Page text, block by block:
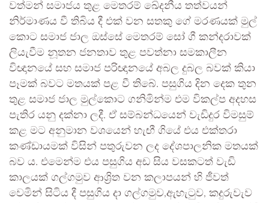
වත්මන් සමාජය තුළ මෙතරම් ඛේදනීය තත්වයන්
නිර්මාණය වී තිබිය දී එක් වන සතකු ගේ මරණයක් මුල්
කොට සමාජ ජාල ඔස්සේ මෙතරම් සෝ ගී කන්දරාවක්
ලියැවීම නූතන ජනතාව තුළ පවත්නා සමකාලීන
විඥානයේ සහ සමාජ පරිඥානයේ අබල දුබල බවක් කියා
පෑමක් බවට මතයක් පළ වී තිබේ. පසුගිය දින දෙක තුන
තුළ සමාජ ජාල මුල්කොට ගනිමින්ම එම විකල්ප අදහස
පැතිර යනු දක්නා ලදී. ඒ සම්බන්ධයෙන් වැඩිදුර විමසුම්
කළ මට අනුමාන වශයෙන් හැඟී ගියේ එය එක්තරා
කණ්ඩායමක් විසින් පතුරුවන ලද දේශපාලනික මතයක්
බව ය. එමෙන්ම එය පසුගිය අඩ සිය වසකටත් වැඩි
කාලයක් ගල්ගමුව ආශ්‍රිත වන කලාපයන් හි ජීවත්
වෙමින් සිටිය දී පසුගිය දා ගල්ගමුව,ඇහැටුව, කදුරුවැව